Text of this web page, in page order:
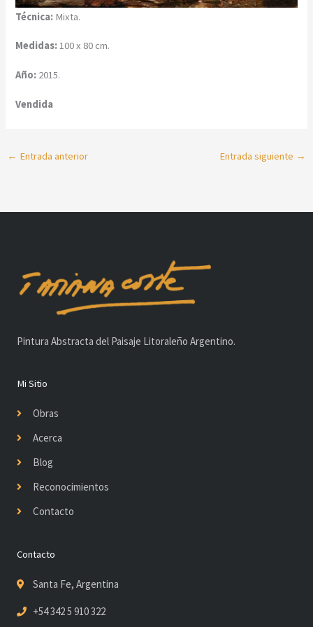
Técnica: Mixta.
Medidas: 100 x 80 cm.
Año: 2015.
Vendida
← Entrada anterior Entrada siguiente →
Pintura Abstracta del Paisaje Litoraleño Argentino.
Mi Sitio
Obras
Acerca
Blog
Reconocimientos
Contacto
Contacto
Santa Fe, Argentina
+54 342 5 910 322